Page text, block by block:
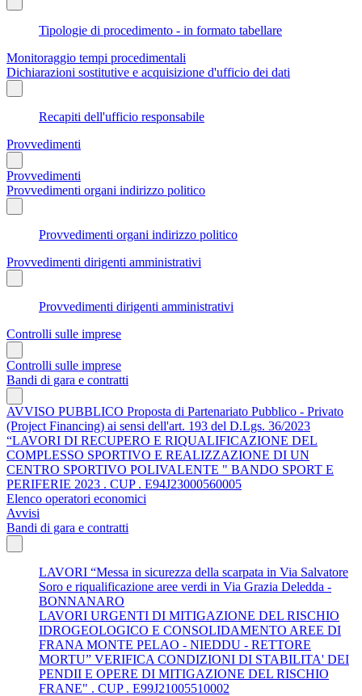
Tipologie di procedimento - in formato tabellare
Monitoraggio tempi procedimentali
Dichiarazioni sostitutive e acquisizione d'ufficio dei dati
Recapiti dell'ufficio responsabile
Provvedimenti
Provvedimenti
Provvedimenti organi indirizzo politico
Provvedimenti organi indirizzo politico
Provvedimenti dirigenti amministrativi
Provvedimenti dirigenti amministrativi
Controlli sulle imprese
Controlli sulle imprese
Bandi di gara e contratti
AVVISO PUBBLICO Proposta di Partenariato Pubblico - Privato
(Project Financing) ai sensi dell'art. 193 del D.Lgs. 36/2023
“LAVORI DI RECUPERO E RIQUALIFICAZIONE DEL
COMPLESSO SPORTIVO E REALIZZAZIONE DI UN
CENTRO SPORTIVO POLIVALENTE " BANDO SPORT E
PERIFERIE 2023 . CUP . E94J23000560005
Elenco operatori economici
Avvisi
Bandi di gara e contratti
LAVORI “Messa in sicurezza della scarpata in Via Salvatore
Soro e riqualificazione aree verdi in Via Grazia Deledda -
BONNANARO
LAVORI URGENTI DI MITIGAZIONE DEL RISCHIO
IDROGEOLOGICO E CONSOLIDAMENTO AREE DI
FRANA MONTE PELAO - NIEDDU - RETTORE
MORTU” VERIFICA CONDIZIONI DI STABILITA' DEI
PENDII E OPERE DI MITIGAZIONE DEL RISCHIO
FRANE" . CUP . E99J21005510002